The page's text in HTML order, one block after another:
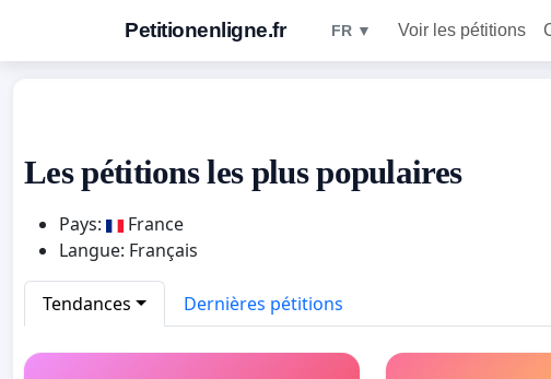
Petitionenligne.fr FR ▼ Voir les pétitions
Les pétitions les plus populaires
Pays:
France
Langue: Français
Tendances Dernières pétitions